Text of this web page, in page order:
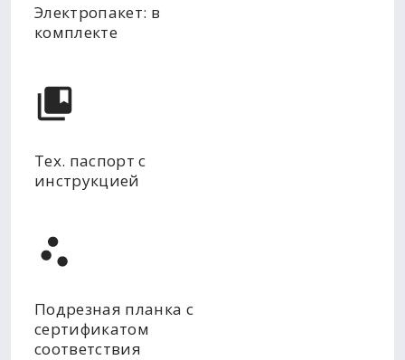
Электропакет: в
комплекте
Тех. паспорт с
инструкцией
Подрезная планка с
сертификатом
соответствия